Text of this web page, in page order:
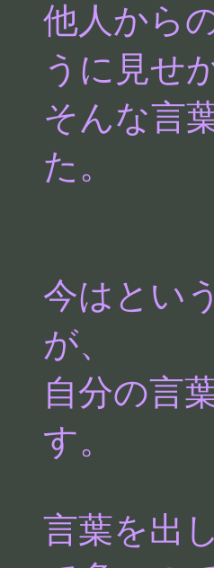
他人から
うに見せ
そんな言
た。
今はとい
が、
自分の言
す。
言葉を出